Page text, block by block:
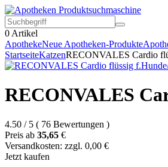
0 Artikel
ApothekeNeue Apotheken-Produkte
StartseiteKatzenRECONVALES Cardio
RECONVALES
4.50 / 5 ( 76 Bewertungen )
Preis ab 35,65 €
Versandkosten: zzgl. 0,00 €
Jetzt kaufen